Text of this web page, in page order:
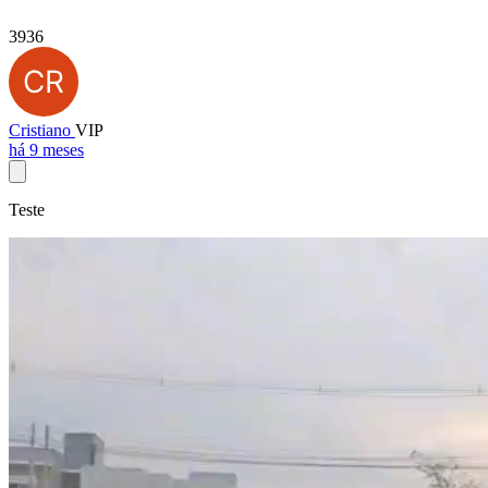
3936
Cristiano VIP
há 9 meses
Teste